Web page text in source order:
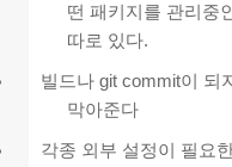
떤 패키지를 관리중
따로 있다.
빌드나 git commit이 되
막아준다
각종 외부 설정이 필요